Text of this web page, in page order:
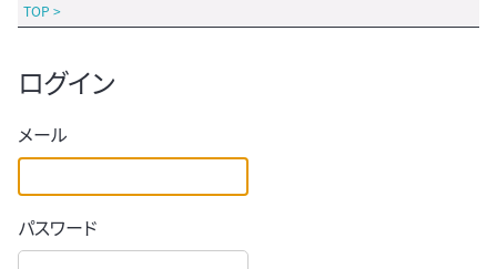
TOP >
ログイン
メール
パスワード